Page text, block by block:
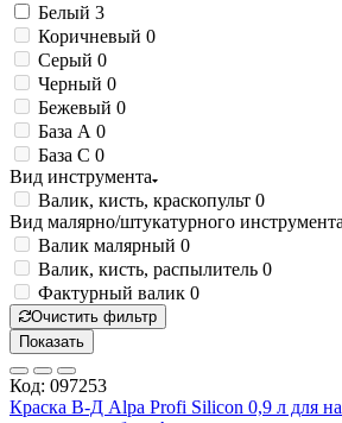
Белый 3
Коричневый 0
Серый 0
Черный 0
Бежевый 0
База А 0
База С 0
Вид инструмента
Валик, кисть, краскопульт 0
Вид малярно/штукатурного инструмента
Валик малярный 0
Валик, кисть, распылитель 0
Фактурный валик 0
Очистить фильтр
Показать
Код: 097253
Краска В-Д Alpa Profi Silicon 0,9 л для